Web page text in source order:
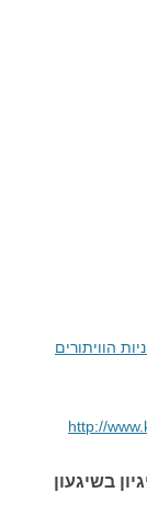
הוויתורים
http://
בשיגעון